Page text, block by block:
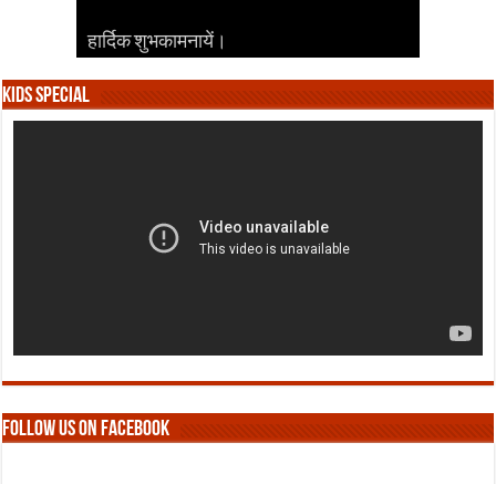
हार्दिक शुभकामनायें।
हार्दिक शुभकामनायें।
हार्दिक शुभकामनायें।
हार्दिक शुभकामनायें।
हार्दिक शुभकामनायें।
Kids Special
Follow us on Facebook